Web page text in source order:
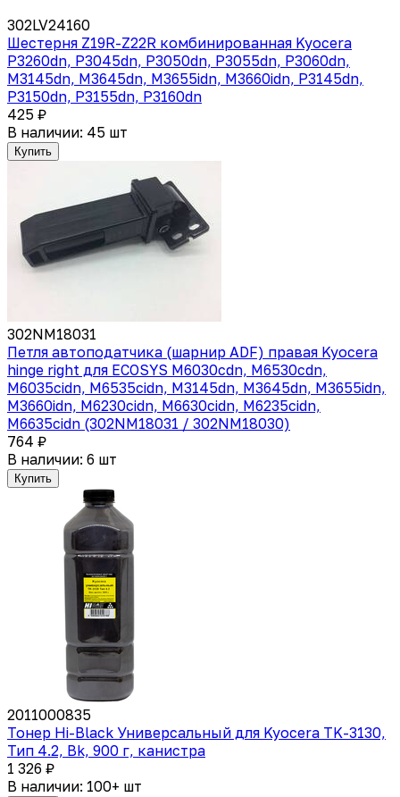
302LV24160
Шестерня Z19R-Z22R комбинированная Kyocera
P3260dn, P3045dn, P3050dn, P3055dn, P3060dn,
M3145dn, M3645dn, M3655idn, M3660idn, P3145dn,
P3150dn, P3155dn, P3160dn
425 ₽
В наличии: 45 шт
Купить
302NM18031
Петля автоподатчика (шарнир ADF) правая Kyocera
hinge right для ECOSYS M6030cdn, M6530cdn,
M6035cidn, M6535cidn, M3145dn, M3645dn, M3655idn,
M3660idn, M6230cidn, M6630cidn, M6235cidn,
M6635cidn (302NM18031 / 302NM18030)
764 ₽
В наличии: 6 шт
Купить
2011000835
Тонер Hi-Black Универсальный для Kyocera TK-3130,
Тип 4.2, Bk, 900 г, канистра
1 326 ₽
В наличии: 100+ шт